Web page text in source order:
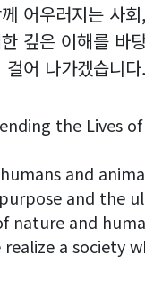
어우러지는 사
깊은 이해를 바
어 나가겠습니
the Lives
and
and the
nature and
a society